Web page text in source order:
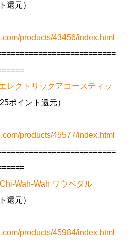
還元）
products/43456/index.html
レクトリックアコースティッ
ポイント還元）
products/45577/index.html
Wah-Wah ワウペダル
還元）
products/45984/index.html